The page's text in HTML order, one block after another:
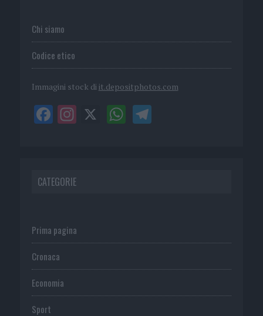
Chi siamo
Codice etico
Immagini stock di it.depositphotos.com
CATEGORIE
Prima pagina
Cronaca
Economia
Sport